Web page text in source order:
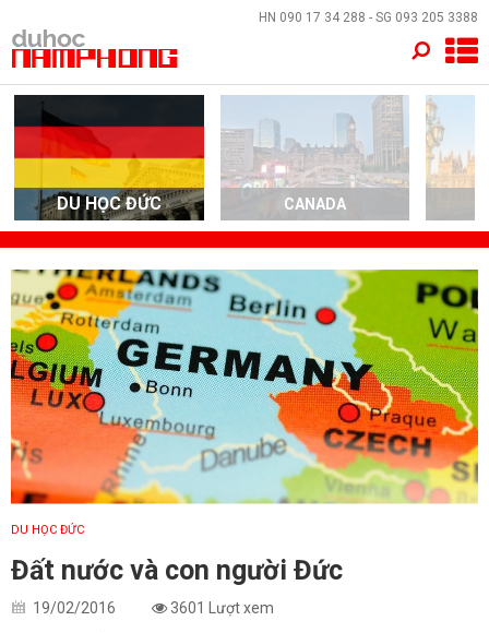
HN 090 17 34 288 - SG 093 205 3388
DU HỌC ĐỨC CANADA
DU HỌC ĐỨC
Đất nước và con người Đức
19/02/2016 3601 Lượt xem
×
TRANG CHỦ
QUỐC GIA
EVENTS
DỊCH VỤ
VỀ NAM PHONG
LIÊN HỆ